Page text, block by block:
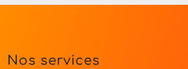
Nos services